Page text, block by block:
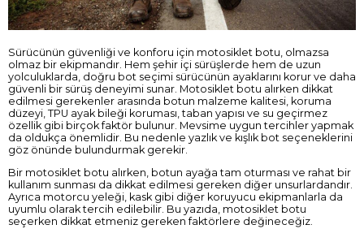
Sürücünün güvenliği ve konforu için motosiklet botu, olmazsa
olmaz bir ekipmandır. Hem şehir içi sürüşlerde hem de uzun
yolculuklarda, doğru bot seçimi sürücünün ayaklarını korur ve daha
güvenli bir sürüş deneyimi sunar. Motosiklet botu alırken dikkat
edilmesi gerekenler arasında botun malzeme kalitesi, koruma
düzeyi, TPU ayak bileği koruması, taban yapısı ve su geçirmez
özellik gibi birçok faktör bulunur. Mevsime uygun tercihler yapmak
da oldukça önemlidir. Bu nedenle yazlık ve kışlık bot seçeneklerini
göz önünde bulundurmak gerekir.
Bir motosiklet botu alırken, botun ayağa tam oturması ve rahat bir
kullanım sunması da dikkat edilmesi gereken diğer unsurlardandır.
Ayrıca motorcu yeleği, kask gibi diğer koruyucu ekipmanlarla da
uyumlu olarak tercih edilebilir. Bu yazıda, motosiklet botu
seçerken dikkat etmeniz gereken faktörlere değineceğiz.